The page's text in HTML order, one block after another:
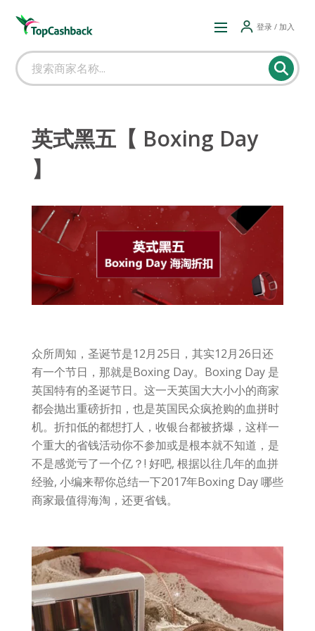
登录 / 加入
英式黑五【 Boxing Day
】
众所周知，圣诞节是12月25日，其实12月26日还
有一个节日，那就是Boxing Day。Boxing Day 是
英国特有的圣诞节日。这一天英国大大小小的商家
都会抛出重磅折扣，也是英国民众疯抢购的血拼时
机。折扣低的都想打人，收银台都被挤爆，这样一
个重大的省钱活动你不参加或是根本就不知道，是
不是感觉亏了一个亿？! 好吧, 根据以往几年的血拼
经验, 小编来帮你总结一下2017年Boxing Day 哪些
商家最值得海淘，还更省钱。